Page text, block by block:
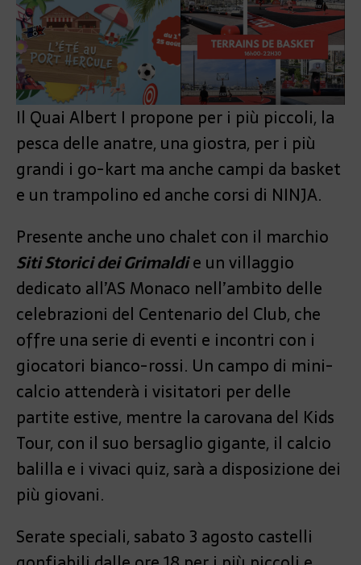
Il Quai Albert I propone per i più piccoli, la
pesca delle anatre, una giostra, per i più
grandi i go-kart ma anche campi da basket
e un trampolino ed anche corsi di NINJA.
Presente anche uno chalet con il marchio
Siti Storici dei Grimaldie un villaggio
dedicato all’AS Monaco nell’ambito delle
celebrazioni del Centenario del Club, che
offre una serie di eventi e incontri con i
giocatori bianco-rossi. Un campo di mini-
calcio attenderà i visitatori per delle
partite estive, mentre la carovana del Kids
Tour, con il suo bersaglio gigante, il calcio
balilla e i vivaci quiz, sarà a disposizione dei
più giovani.
Serate speciali, sabato 3 agosto castelli